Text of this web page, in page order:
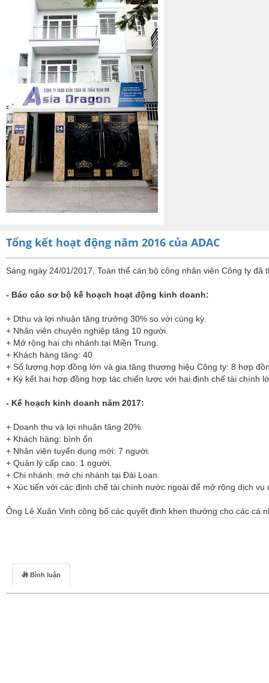
Tổng kết hoạt động năm 2016 của ADAC
Sáng ngày 24/01/2017, Toàn thể cán bộ công nhân viên Công ty
- Báo cáo sơ bộ kế hoạch hoạt động kinh doanh:
+ Dthu và lợi nhuận tăng trưởng 30% so với cùng kỳ.
+ Nhân viên chuyên nghiệp tăng 10 người.
+ Mở rộng hai chi nhánh tại Miền Trung.
+ Khách hàng tăng: 40
+ Số lượng hợp đồng lớn và gia tăng thương hiệu Công ty: 8 hợp
+ Ký kết hai hợp đồng hợp tác chiến lược với hai định chế tài chính
- Kế hoạch kinh doanh năm 2017:
+ Doanh thu và lợi nhuận tăng 20%.
+ Khách hàng: bình ổn
+ Nhân viên tuyển dụng mới: 7 người.
+ Quản lý cấp cao: 1 người.
+ Chi nhánh: mở chi nhánh tại Đài Loan.
+ Xúc tiến với các định chế tài chính nước ngoài để mở rộng dịch
Ông Lê Xuân Vinh công bố các quyết định khen thưởng cho các
Bình luận